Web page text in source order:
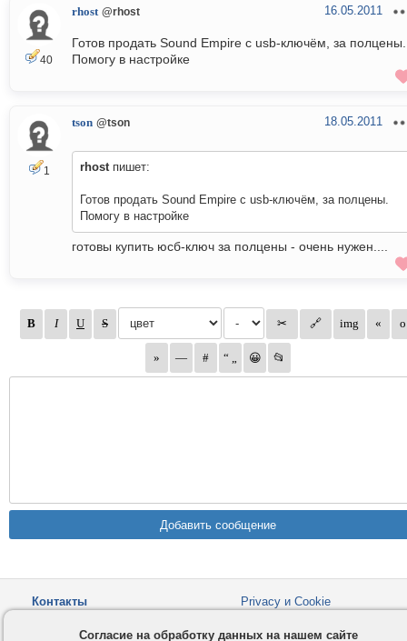
40
rhost @rhost 16.05.2011
Готов продать Sound Empire с usb-ключём, за полцены.
Помогу в настройке
1
tson @tson 18.05.2011
rhostпишет:
Готов продать Sound Empire с usb-ключём, за полцены.
Помогу в настройке
готовы купить юсб-ключ за полцены - очень нужен....
Контакты
Privacy и Cookie
Согласие на обработку данных на нашем сайте